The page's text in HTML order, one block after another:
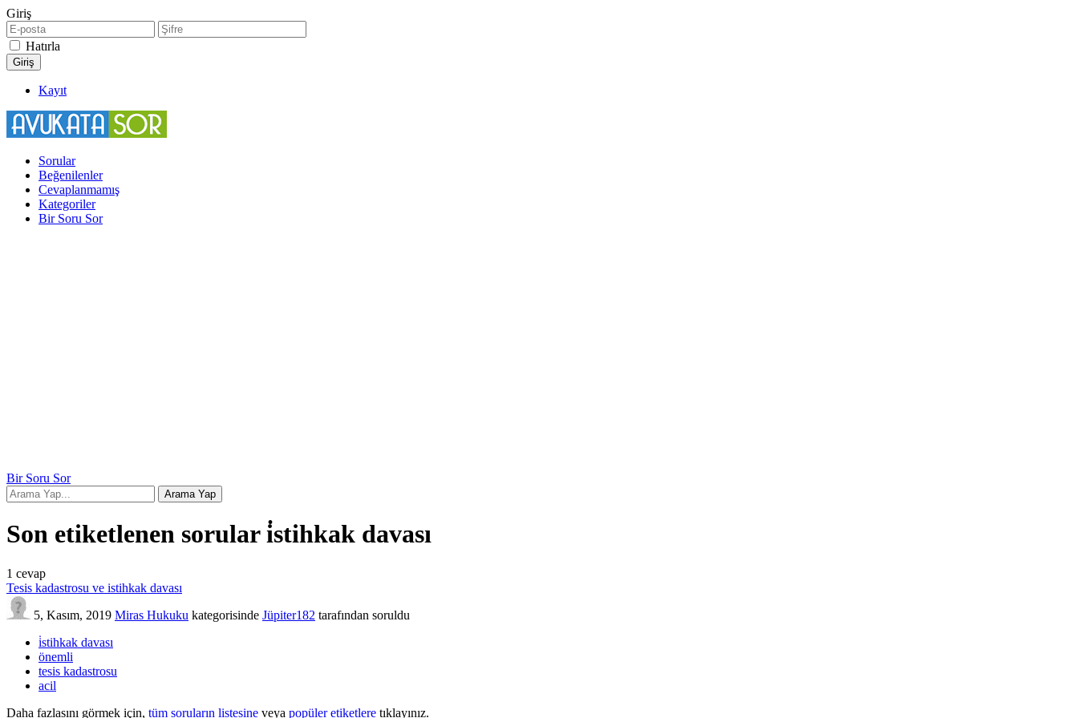
Giriş
Hatırla
Kayıt
Sorular
Beğenilenler
Cevaplanmamış
Kategoriler
Bir Soru Sor
Bir Soru Sor
Son etiketlenen sorular i̇stihkak davası
1 cevap
Tesis kadastrosu ve istihkak davası
5, Kasım, 2019 Miras Hukuku kategorisinde Jüpiter182 tarafından soruldu
i̇stihkak davası
önemli
tesis kadastrosu
acil
Daha fazlasını görmek için, tüm soruların listesine veya popüler etiketlere tıklayınız.